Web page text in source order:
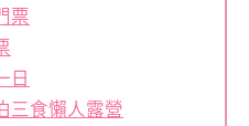
票
日
三食懶人露營